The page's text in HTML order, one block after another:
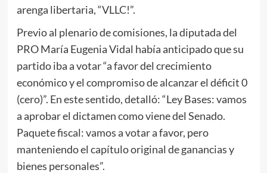
arenga libertaria, “VLLC!”.
Previo al plenario de comisiones, la diputada del
PRO María Eugenia Vidal había anticipado que su
partido iba a votar “a favor del crecimiento
económico y el compromiso de alcanzar el déficit 0
(cero)”. En este sentido, detalló: “Ley Bases: vamos
a aprobar el dictamen como viene del Senado.
Paquete fiscal: vamos a votar a favor, pero
manteniendo el capítulo original de ganancias y
bienes personales”.